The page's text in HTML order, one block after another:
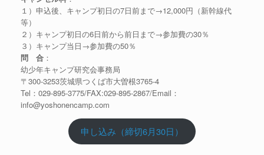
１）申込後、キャンプ初日の7日前まで→12,000円（新幹線代
等）
２）キャンプ初日の6日前から前日まで→参加費の30％
３）キャンプ当日→参加費の50％
問 合 ：
幼少年キャンプ研究会事務局
〒300-3253茨城県つくば市大曽根3765-4
Tel：029-895-3775/FAX:029-895-2867/Email：
info@yoshonencamp.com
申し込み（締切6月30日）